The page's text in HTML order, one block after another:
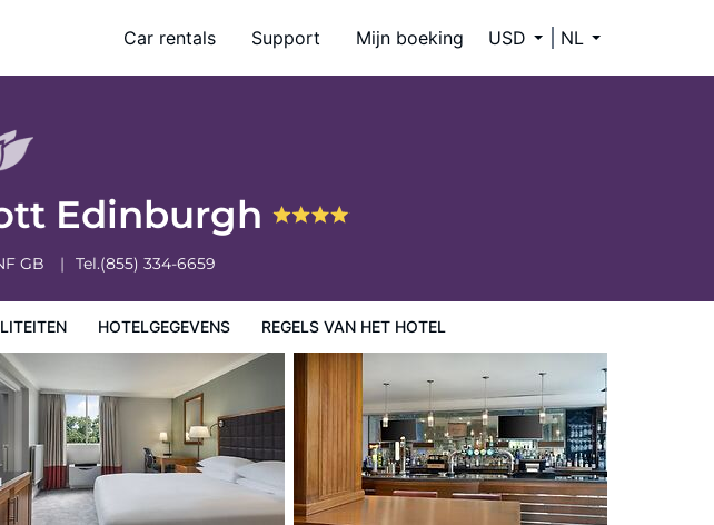
Car rentals Support Mijn boeking USD NL
Edinburgh
GB Tel.(855) 334-6659
HOTELGEGEVENS REGELS VAN HET HOTEL